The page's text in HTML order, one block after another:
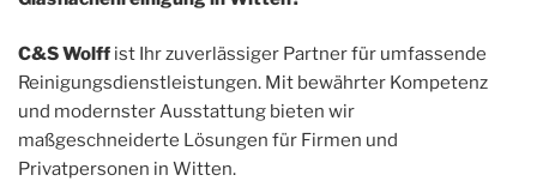
C&S Wolff ist Ihr zuverlässiger Partner für umfassende
Reinigungsdienstleistungen. Mit bewährter Kompetenz
und modernster Ausstattung bieten wir
maßgeschneiderte Lösungen für Firmen und
Privatpersonen in Witten.